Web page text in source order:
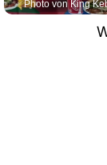
Photo von King